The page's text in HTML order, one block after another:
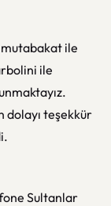
mutabakat ile
ile
dolayı teşekkür
Sultanlar